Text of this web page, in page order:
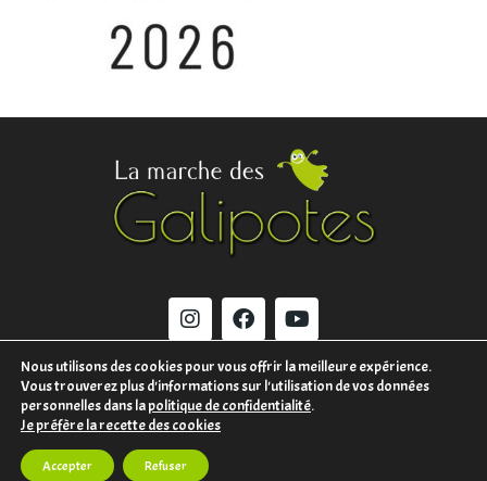
MENTIONS LÉGALES
Nous utilisons des cookies pour vous offrir la meilleure expérience.
Vous trouverez plus d'informations sur l'utilisation de vos données
personnelles dans lapolitique de confidentialité.
Je préfère la recette des cookies
Accepter Refuser